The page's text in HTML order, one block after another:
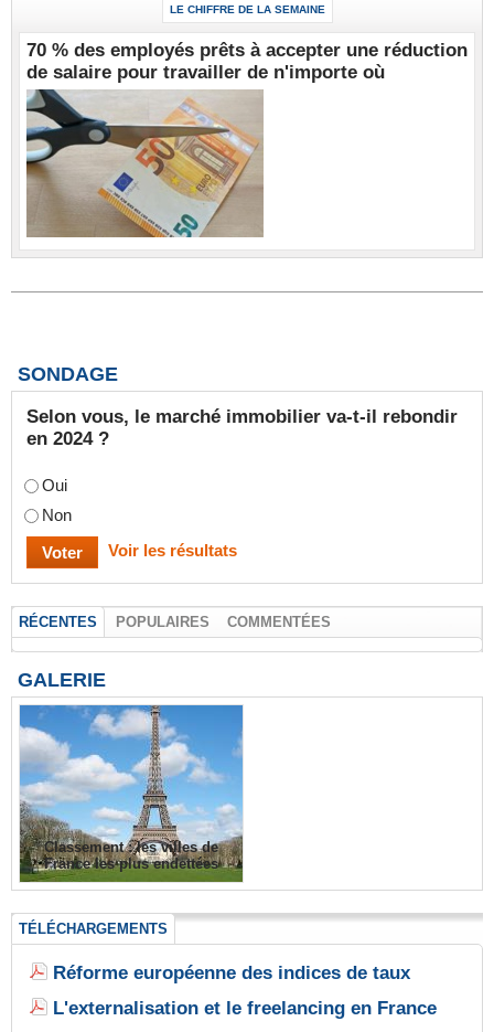
LE CHIFFRE DE LA SEMAINE
70 % des employés prêts à accepter une réduction
de salaire pour travailler de n'importe où
SONDAGE
Selon vous, le marché immobilier va-t-il rebondir
en 2024 ?
Oui
Non
Voir les résultats
RÉCENTES POPULAIRES COMMENTÉES
GALERIE
Classement : les villes de
France les plus endettées
TÉLÉCHARGEMENTS
Réforme européenne des indices de taux
L'externalisation et le freelancing en France